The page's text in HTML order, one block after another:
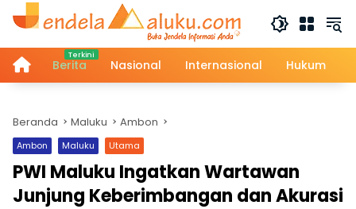
Langsung
HomeBerita Nasional Internasional Hukum
Beranda Maluku Ambon
Ambon Maluku Utama
PWI Maluku Ingatkan Wartawan
Junjung Keberimbangan dan Akurasi